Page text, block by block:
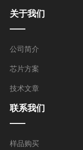
关于我们
公司简介
芯片方案
技术文章
联系我们
样品购买